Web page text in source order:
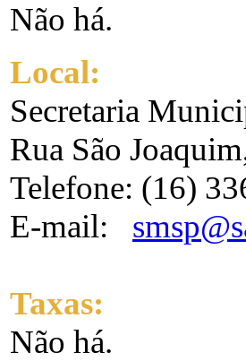
Não há.
Local:
Secretaria
Rua São
Telefone: (16)
E-mail:
Taxas:
Não há.